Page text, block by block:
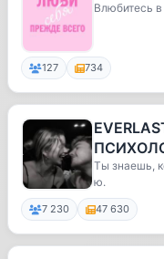
Влюбитесь
127 734
Ты знаешь,
ю.
7 230 47 630